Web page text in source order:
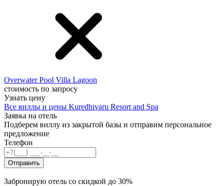
Overwater Pool Villa Lagoon
стоимость по запросу
Узнать цену
Все виллы и цены Kuredhivaru Resort and Spa
Заявка на отель
Подберем виллу из закрытой базы и отправим персональное
предложение
Телефон
Отправить
Забронирую отель со скидкой до 30%